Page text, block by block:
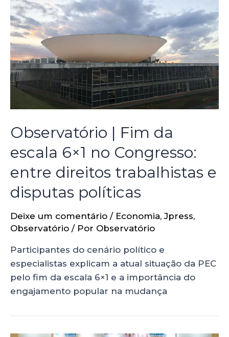
Observatório | Fim da
escala 6×1 no Congresso:
entre direitos trabalhistas e
disputas políticas
Deixe um comentário / Economia,Jpress,
Observatório / Por Observatório
Participantes do cenário político e
especialistas explicam a atual situação da PEC
pelo fim da escala 6×1 e a importância do
engajamento popular na mudança